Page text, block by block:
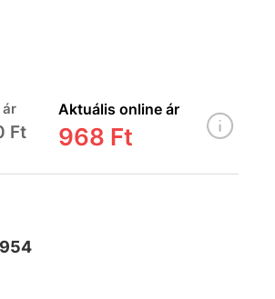
ár
Ft
Aktuális online ár
968 Ft